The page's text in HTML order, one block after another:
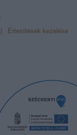
Értesítések kezelése